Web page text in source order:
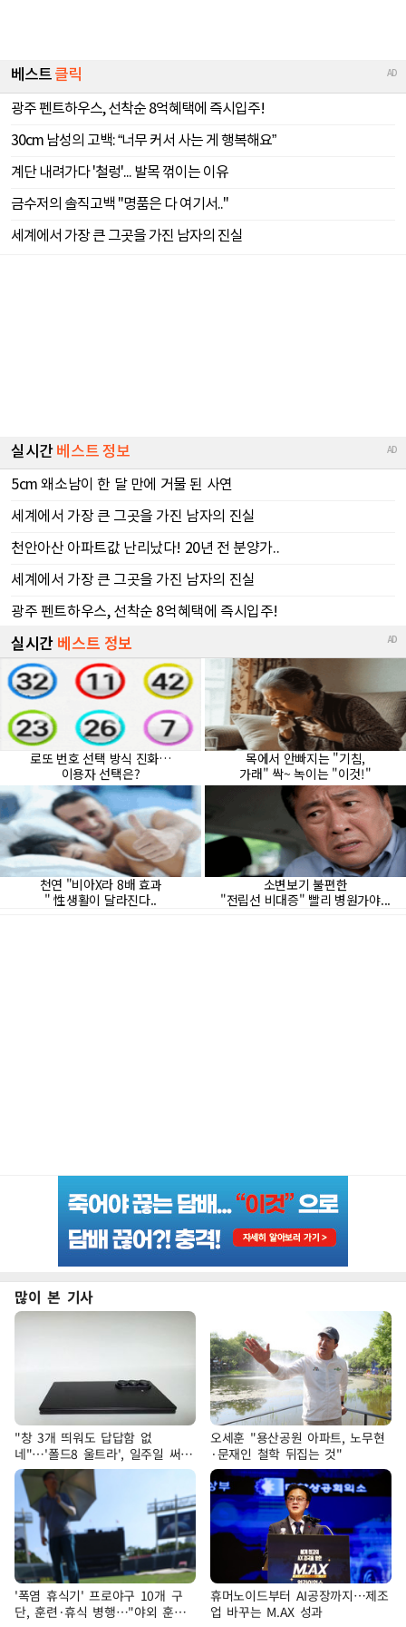
많이 본 기사
"창 3개 띄워도 답답함 없
네"…'폴드8 울트라', 일주일 써보
니
오세훈 "용산공원 아파트, 노무현
·문재인 철학 뒤집는 것"
'폭염 휴식기' 프로야구 10개 구
단, 훈련·휴식 병행…"야외 훈련
휴머노이드부터 AI공장까지…제조
업 바꾸는 M.AX 성과